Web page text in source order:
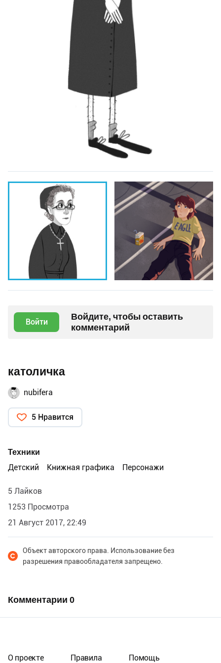
Войти
Войдите, чтобы оставить
комментарий
католичка
nubifera
5 Нравится
Техники
Детский
Книжная графика Персонажи
5 Лайков
1253 Просмотра
21 Август 2017, 22:49
Объект авторского права. Использование без
разрешения правообладателя запрещено.
Комментарии 0
О проекте Правила Помощь